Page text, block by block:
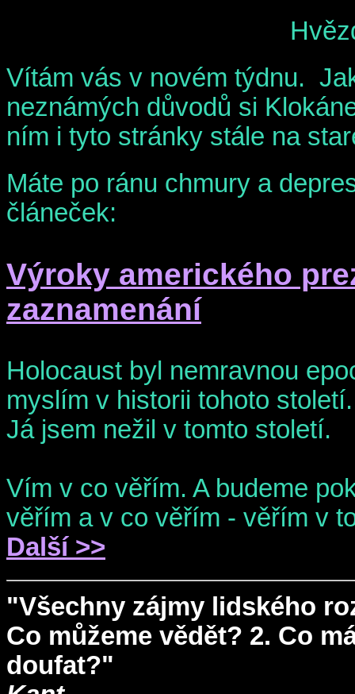
Vítám vás v novém týdnu.
neznámých důvodů si
ním i tyto stránky stále na
Máte po ránu chmury a
článeček:
Výroky amerického
zaznamenání
Holocaust byl nemravnou
myslím v historii tohoto
Já jsem nežil v tomto století.
Vím v co věřím. A budeme
věřím a v co věřím - věřím v
Další >>
"Všechny zájmy lidského
Co můžeme vědět? 2. Co
doufat?"